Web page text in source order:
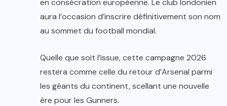
en consécration européenne. Le club londonien
aura l’occasion d’inscrire définitivement son nom
au sommet du football mondial.
Quelle que soit l’issue, cette campagne 2026
restera comme celle du retour d’Arsenal parmi
les géants du continent, scellant une nouvelle
ère pour les Gunners.